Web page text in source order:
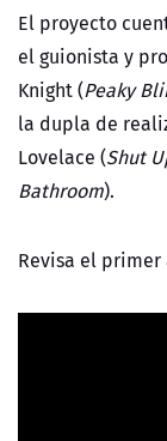
El proyecto
el guionista y
Knight(Peaky
la dupla de
Lovelace (Shut
Bathroom).
Revisa el